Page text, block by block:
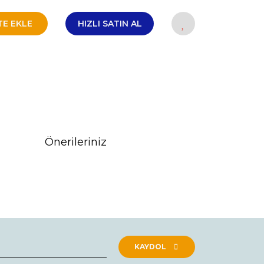
EKLE HIZLI SATIN AL
Önerileriniz
KAYDOL